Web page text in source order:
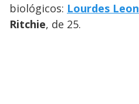
biológicos: Lourdes Leon
Ritchie, de 25.